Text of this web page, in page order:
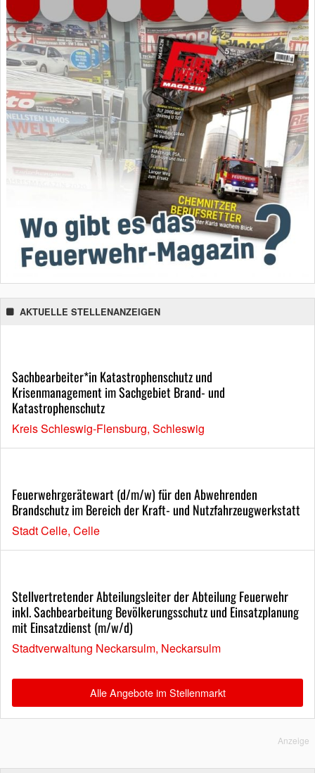
AKTUELLE STELLENANZEIGEN
Sachbearbeiter*in Katastrophenschutz und
Krisenmanagement im Sachgebiet Brand- und
Katastrophenschutz
Kreis Schleswig-Flensburg, Schleswig
Feuerwehrgerätewart (d/m/w) für den Abwehrenden
Brandschutz im Bereich der Kraft- und Nutzfahrzeugwerkstatt
Stadt Celle, Celle
Stellvertretender Abteilungsleiter der Abteilung Feuerwehr
inkl. Sachbearbeitung Bevölkerungsschutz und Einsatzplanung
mit Einsatzdienst (m/w/d)
Stadtverwaltung Neckarsulm, Neckarsulm
Alle Angebote im Stellenmarkt
Anzeige